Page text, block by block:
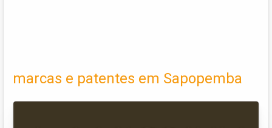
marcas e patentes em Sapopemba